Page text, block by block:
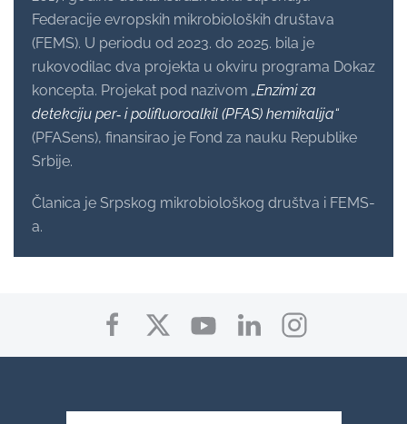
Federacije evropskih mikrobioloških društava
(FEMS). U periodu od 2023. do 2025. bila je
rukovodilac dva projekta u okviru programa Dokaz
koncepta. Projekat pod nazivom „Enzimi za
detekciju per‑ i polifluoroalkil (PFAS) hemikalija“
(PFASens), finansirao je Fond za nauku Republike
Srbije.
Članica je Srpskog mikrobiološkog društva i FEMS-
a.